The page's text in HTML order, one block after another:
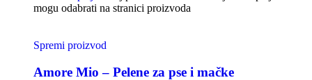
mogu odabrati na stranici proizvoda
Spremi proizvod
Amore Mio – Pelene za pse i mačke